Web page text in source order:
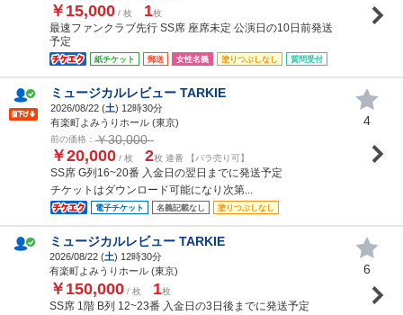
￥15,000 / 枚 1枚
最速ファンクラブ先行 SS席 座席未定 公演日の10日前発送
予定
紙チケット 郵送 女性名義 塗りつぶしなし 質問受付
ミュージカルレビュー TARKIE
2026/08/22 (土) 12時30分
有楽町よみうりホール (東京)
前の価格： ￥30,000
￥20,000 / 枚 2枚 連番 【バラ売り可】
SS席 G列16~20番 入金日の翌日までに発送予定
チケットはダウンロード可能になり次第...
電子チケット 名義記載なし 塗りつぶしなし
4
ミュージカルレビュー TARKIE
2026/08/22 (土) 12時30分
有楽町よみうりホール (東京)
￥150,000 / 枚 1枚
SS席 1階 B列 12~23番 入金日の3日後までに発送予定
6